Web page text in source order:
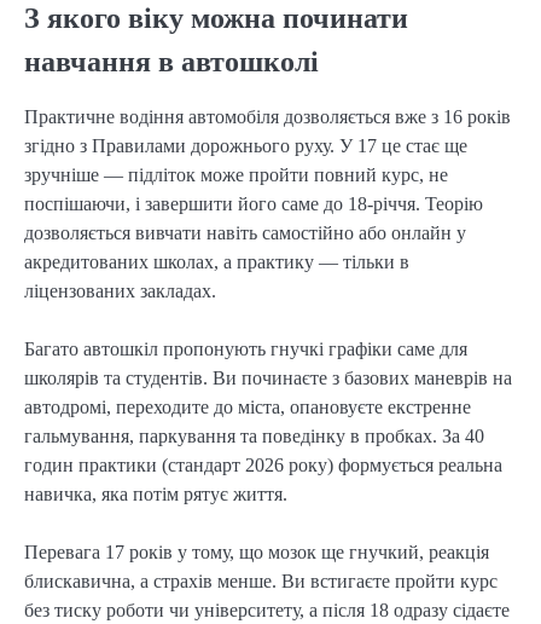
З якого віку можна починати
навчання в автошколі
Практичне водіння автомобіля дозволяється вже з 16 років
згідно з Правилами дорожнього руху. У 17 це стає ще
зручніше — підліток може пройти повний курс, не
поспішаючи, і завершити його саме до 18-річчя. Теорію
дозволяється вивчати навіть самостійно або онлайн у
акредитованих школах, а практику — тільки в
ліцензованих закладах.
Багато автошкіл пропонують гнучкі графіки саме для
школярів та студентів. Ви починаєте з базових маневрів на
автодромі, переходите до міста, опановуєте екстренне
гальмування, паркування та поведінку в пробках. За 40
годин практики (стандарт 2026 року) формується реальна
навичка, яка потім рятує життя.
Перевага 17 років у тому, що мозок ще гнучкий, реакція
блискавична, а страхів менше. Ви встигаєте пройти курс
без тиску роботи чи університету, а після 18 одразу сідаєте